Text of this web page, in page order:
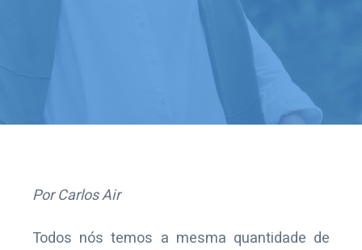
Por Carlos Air
Todos nós temos a mesma quantidade de